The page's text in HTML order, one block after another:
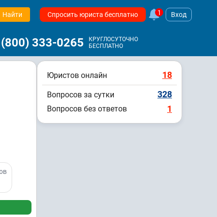
Найти Спросить юриста бесплатно 1 Вход
333-0265
КРУГЛОСУТОЧНО
БЕСПЛАТНО
Юристов онлайн 18
Вопросов за сутки 328
Вопросов без ответов 1